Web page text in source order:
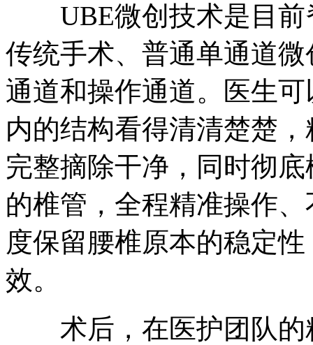
UBE微创技术是目前
传统手术、普通单通道
通道和操作通道。医生
内的结构看得清清楚楚
完整摘除干净，同时彻
的椎管，全程精准操作
度保留腰椎原本的稳定
效。
术后，在医护团队的